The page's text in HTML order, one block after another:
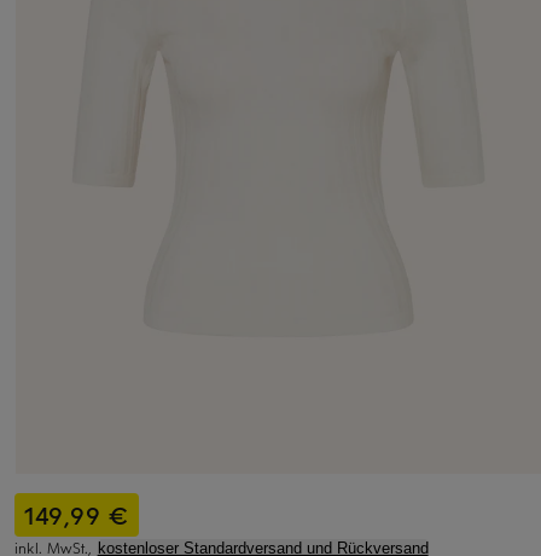
149,99 €
inkl. MwSt., kostenloser Standardversand und Rückversand